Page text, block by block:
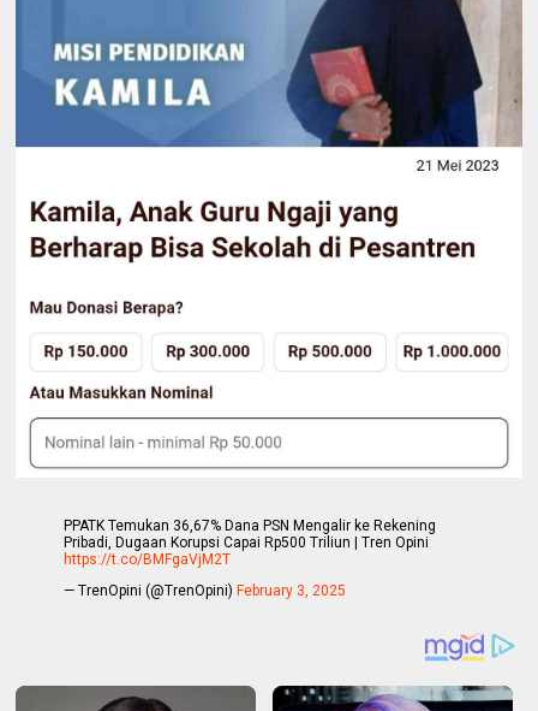
PPATK Temukan 36,67% Dana PSN Mengalir ke Rekening
Pribadi, Dugaan Korupsi Capai Rp500 Triliun | Tren Opini
https://t.co/BMFgaVjM2T
— TrenOpini (@TrenOpini)February 3, 2025